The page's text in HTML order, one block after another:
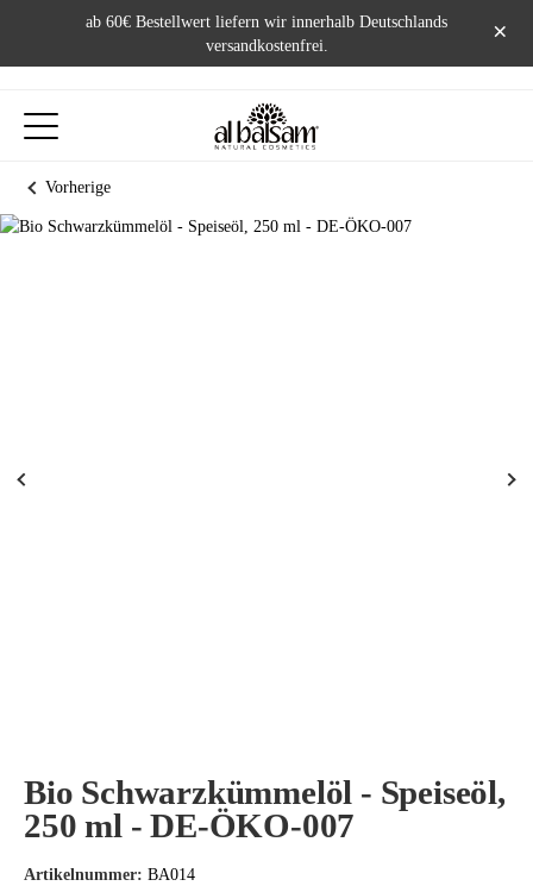
ab 60€ Bestellwert liefern wir innerhalb Deutschlands
versandkostenfrei.
×
Vorherige
Bio Schwarzkümmelöl - Speiseöl,
250 ml - DE-ÖKO-007
Artikelnummer: BA014